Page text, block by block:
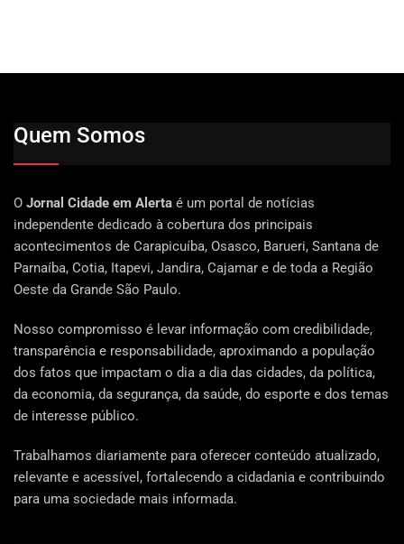
Quem Somos
O Jornal Cidade em Alerta é um portal de notícias
independente dedicado à cobertura dos principais
acontecimentos de Carapicuíba, Osasco, Barueri, Santana de
Parnaíba, Cotia, Itapevi, Jandira, Cajamar e de toda a Região
Oeste da Grande São Paulo.
Nosso compromisso é levar informação com credibilidade,
transparência e responsabilidade, aproximando a população
dos fatos que impactam o dia a dia das cidades, da política,
da economia, da segurança, da saúde, do esporte e dos temas
de interesse público.
Trabalhamos diariamente para oferecer conteúdo atualizado,
relevante e acessível, fortalecendo a cidadania e contribuindo
para uma sociedade mais informada.